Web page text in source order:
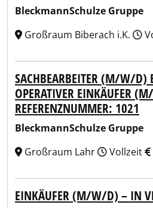
BleckmannSchulze Gruppe
Großraum Biberach i.K.
SACHBEARBEITER (M/W/D)
OPERATIVER EINKÄUFER
REFERENZNUMMER: 1021
BleckmannSchulze Gruppe
Großraum Lahr
Vollzeit
EINKÄUFER (M/W/D) – IN